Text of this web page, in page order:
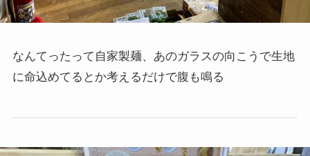
なんてったって自家製麺、あのガラスの向こうで生地
に命込めてるとか考えるだけで腹も鳴る